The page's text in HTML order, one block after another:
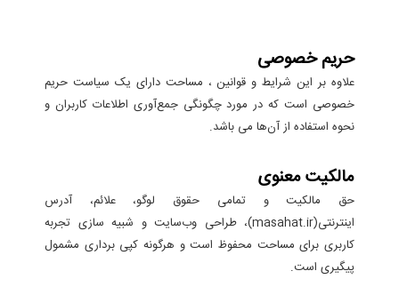
حریم خصوصی
علاوه بر این شرایط و قوانین ، مساحت دارای یک سیاست حریم
خصوصی است که در مورد چگونگی جمع‌آوری اطلاعات کاربران و
نحوه استفاده از آن‌ها می باشد.
مالکیت معنوی
حق مالکیت و تمامی حقوق لوگو، علائم، آدرس
اینترنتی(masahat.ir)، طراحی وب‌سایت و شبیه سازی تجربه
کاربری برای مساحت محفوظ است و هرگونه کپی برداری مشمول
پیگیری است.